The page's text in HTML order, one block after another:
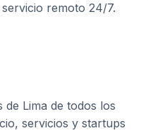
remoto 24/7.
de Lima de todos los
servicios y startups